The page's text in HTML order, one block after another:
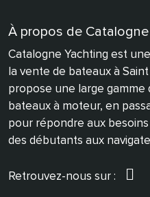
À propos de
Catalogne Yachting est
la vente de bateaux à
propose une large gamme
bateaux à moteur, en
pour répondre aux
des débutants aux
Retrouvez-nous sur :